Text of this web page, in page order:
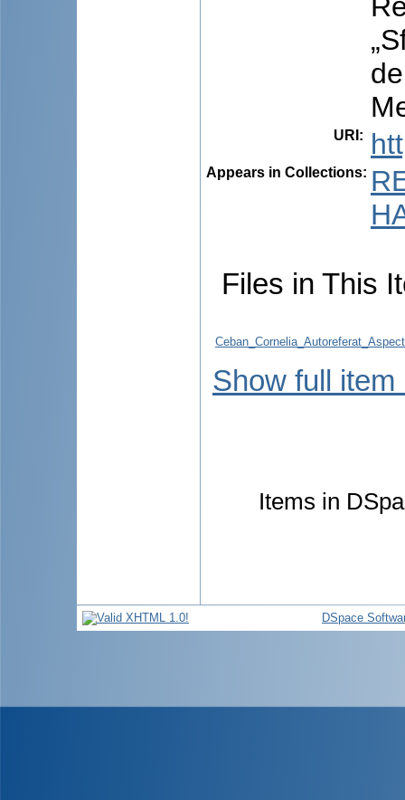
URI :
Appears in Collections:
Files in This
Show full item
Items in
DSpace